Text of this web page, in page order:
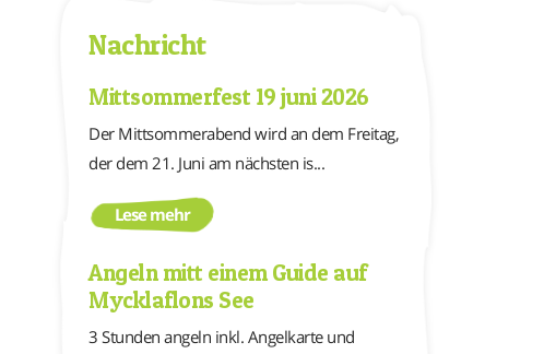
Nachricht
Mittsommerfest 19 juni 2026
Der Mittsommerabend wird an dem Freitag,
der dem 21. Juni am nächsten is...
Lese mehr
Angeln mitt einem Guide auf
Mycklaflons See
3 Stunden angeln inkl. Angelkarte und